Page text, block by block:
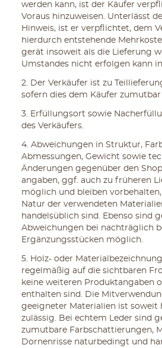
werden kann, ist der Käufer
Voraus hinzuweisen. Unterlässt
Hinweis, ist er verpflichtet, dem
hierdurch entstehende
gerät insoweit als die Lieferung
Umstandes nicht erfolgen kann
2. Der Verkäufer ist zu
sofern dies dem Käufer zumutbar
3. Erfüllungsort sowie
des Verkäufers.
4. Abweichungen in Struktur,
Abmessungen, Gewicht sowie
Änderungen gegenüber den
angaben, ggf. auch zu früheren
möglich und bleiben
Natur der verwendeten
handelsüblich sind. Ebenso sind
Abweichungen bei nachträglich
Ergänzungsstücken möglich.
5. Holz- oder
regelmäßig auf die sichtbaren
keine weiteren Produktangaben
enthalten sind. Die
geeigneter Materialien ist soweit
zulässig. Bei echtem Leder sind
zumutbare Farbschattierungen,
Dornenrisse naturbedingt und